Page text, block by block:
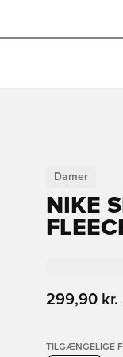
Damer
NIKE
299,90 kr.
TILGÆNGELIGE